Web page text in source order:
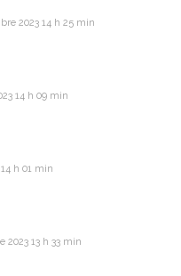
2023 14 h 25 min
14 h 09 min
h 01 min
2023 13 h 33 min